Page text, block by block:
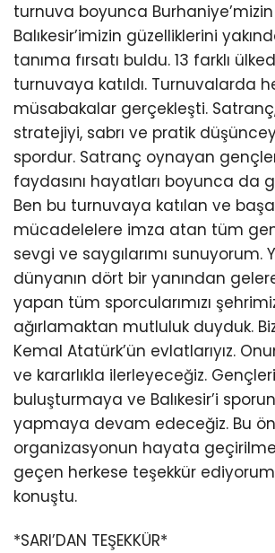
turnuva boyunca
Balıkesir’imizin güzelliklerini
tanıma fırsatı buldu. 13 farklı
turnuvaya katıldı. Turnuvalarda
müsabakalar gerçekleşti.
stratejiyi, sabrı ve pratik
spordur. Satranç oynayan
faydasını hayatları boyunca da
Ben bu turnuvaya katılan ve
mücadelelere imza atan tüm
sevgi ve saygılarımı sunuyorum.
dünyanın dört bir yanından
yapan tüm sporcularımızı
ağırlamaktan mutluluk duyduk.
Kemal Atatürk’ün evlatlarıyız.
ve kararlıkla ilerleyeceğiz.
buluşturmaya ve Balıkesir’i
yapmaya devam edeceğiz. Bu
organizasyonun hayata
geçen herkese teşekkür
konuştu.
*SARI’DAN TEŞEKKÜR*